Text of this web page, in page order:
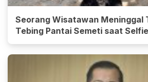
Seorang Wisatawan Meninggal
Tebing Pantai Semeti saat Selfie